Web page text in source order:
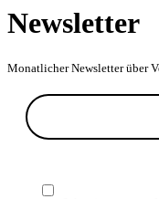
Newsletter
Monatlicher Newsletter über